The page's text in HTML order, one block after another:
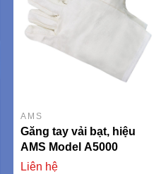
AMS
Găng tay vải bạt, hiệu
AMS Model A5000
Liên hệ